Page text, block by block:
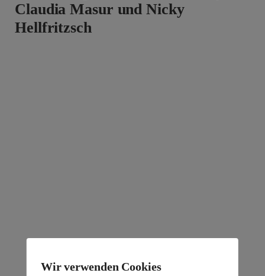
Claudia Masur und Nicky
Hellfritzsch
Wir verwenden Cookies